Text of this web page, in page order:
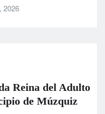
2026
Reina del Adulto
de Múzquiz